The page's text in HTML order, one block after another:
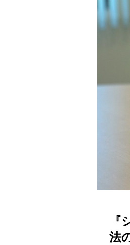
法